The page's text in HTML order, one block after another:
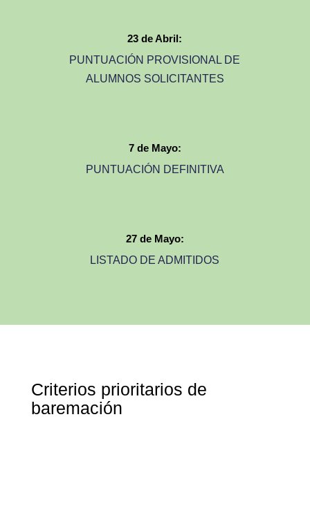
23 de Abril:
PUNTUACIÓN PROVISIONAL DE
ALUMNOS SOLICITANTES
7 de Mayo:
PUNTUACIÓN DEFINITIVA
27 de Mayo:
LISTADO DE ADMITIDOS
Criterios prioritarios de
baremación